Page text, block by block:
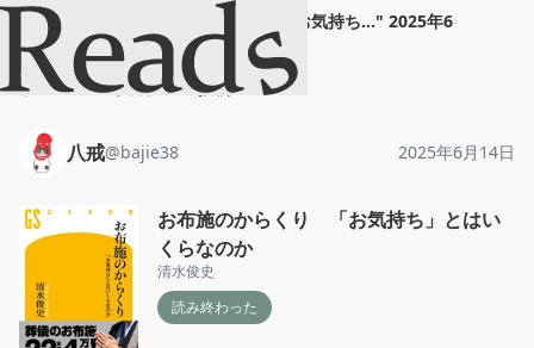
お布施のからくり 「お気持ち..." 2025年6
月14日
ホーム
八戒 投稿
八戒@bajie38 2025年6月14日
お布施のからくり 「お気持ち」とはい
くらなのか
清水俊史
読み終わった